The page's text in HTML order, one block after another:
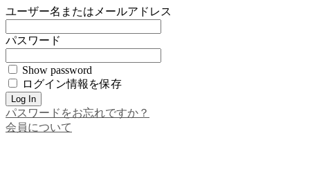
ユーザー名またはメールアドレス
パスワード
Show password
ログイン情報を保存
パスワードをお忘れですか？
会員について